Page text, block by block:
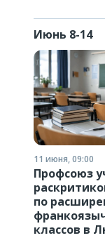
Июнь 8-14
11 июня, 09:00
Профсоюз
по
классов в